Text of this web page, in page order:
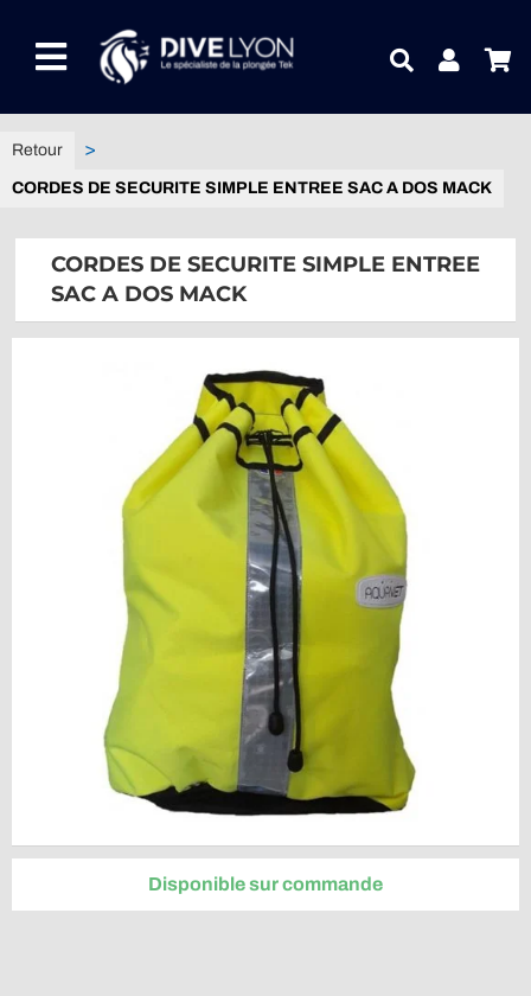
contenuToggle
Navigation
NOTRE UNIVERS PRODUITS
CONTACTEZ-NOUS
CORDES DE SECURITE SIMPLE ENTREE SAC A DOS MACK
CORDES DE SECURITE SIMPLE ENTREE
SAC A DOS MACK
Disponible sur commande